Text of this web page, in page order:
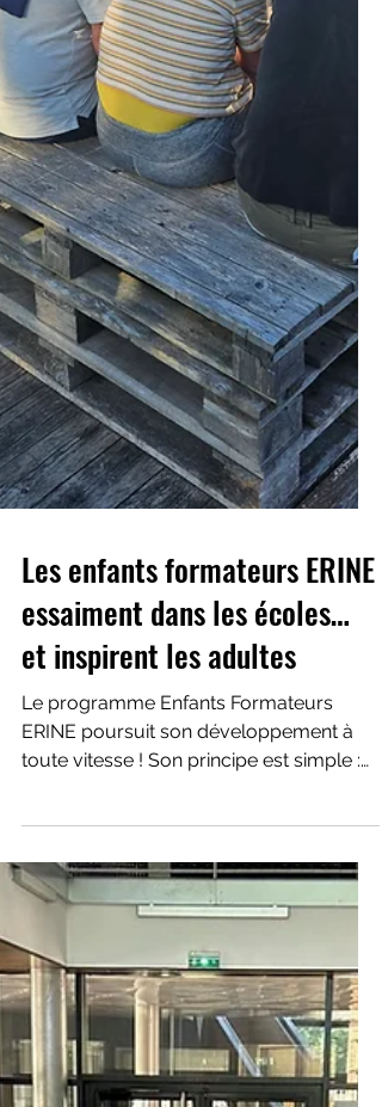
Les enfants formateurs ERINE
essaiment dans les écoles…
ERINE poursuit son développement à
toute vitesse ! Son principe est simple :
après une année passée dans un
rucher-école ERINE, les enfants les plus
motivés deviennent formateurs à leur
tour pour sensibiliser les élèves des
écoles maternelles et primaires à
l'importance des abeilles, des
pollinisateurs et de la biodiversité.